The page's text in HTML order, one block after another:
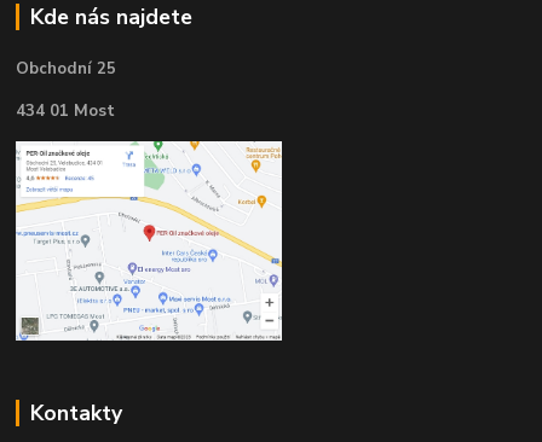
Kde nás najdete
Obchodní 25
434 01 Most
Kontakty